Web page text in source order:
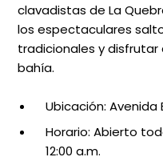
clavadistas de La
los espectaculares
tradicionales y
bahía.
Ubicación: Avenida
Horario: Abierto
12:00 a.m.